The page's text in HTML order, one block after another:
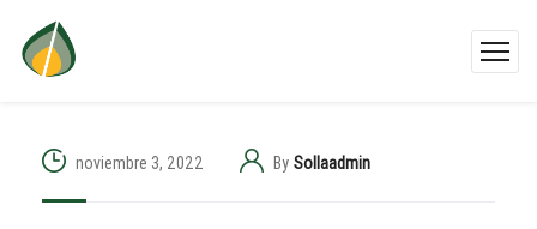
noviembre 3, 2022 By Sollaadmin